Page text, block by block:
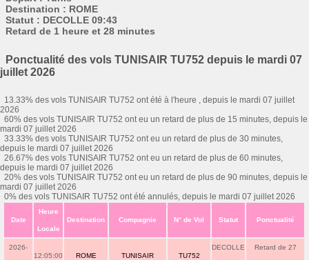
Destination : ROME
Statut : DECOLLE 09:43
Retard de 1 heure et 28 minutes
Ponctualité des vols TUNISAIR TU752 depuis le mardi 07
juillet 2026
13.33% des vols TUNISAIR TU752 ont été à l'heure , depuis le mardi 07 juillet
2026
60% des vols TUNISAIR TU752 ont eu un retard de plus de 15 minutes, depuis le
mardi 07 juillet 2026
33.33% des vols TUNISAIR TU752 ont eu un retard de plus de 30 minutes,
depuis le mardi 07 juillet 2026
26.67% des vols TUNISAIR TU752 ont eu un retard de plus de 60 minutes,
depuis le mardi 07 juillet 2026
20% des vols TUNISAIR TU752 ont eu un retard de plus de 90 minutes, depuis le
mardi 07 juillet 2026
0% des vols TUNISAIR TU752 ont été annulés, depuis le mardi 07 juillet 2026
Date
Heure
Locale
Destination Compagnie N° de Vol Statut Ponctualité
2026-
12:05:00 ROME TUNISAIR TU752
DECOLLE Retard de 27